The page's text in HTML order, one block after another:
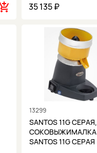
35 135 ₽
13299
SANTOS 11G СЕРАЯ,
СОКОВЫЖИМАЛКА
SANTOS 11G СЕРАЯ